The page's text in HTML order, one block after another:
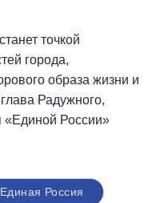
точкой
города,
образа жизни и
Радужного,
«Единой России»
Россия